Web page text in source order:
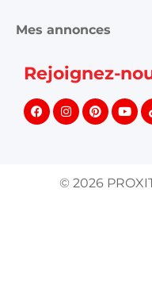
Mes annonces
Rejoignez-
© 2026